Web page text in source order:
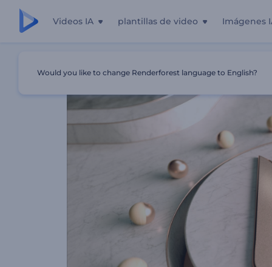
Videos IA plantillas de video Imágenes
Would you like to change Renderforest language to English?